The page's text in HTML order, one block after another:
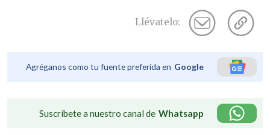
Llévatelo:
Agréganos como tu fuente preferida en Google
Suscríbete a nuestro canal de Whatsapp